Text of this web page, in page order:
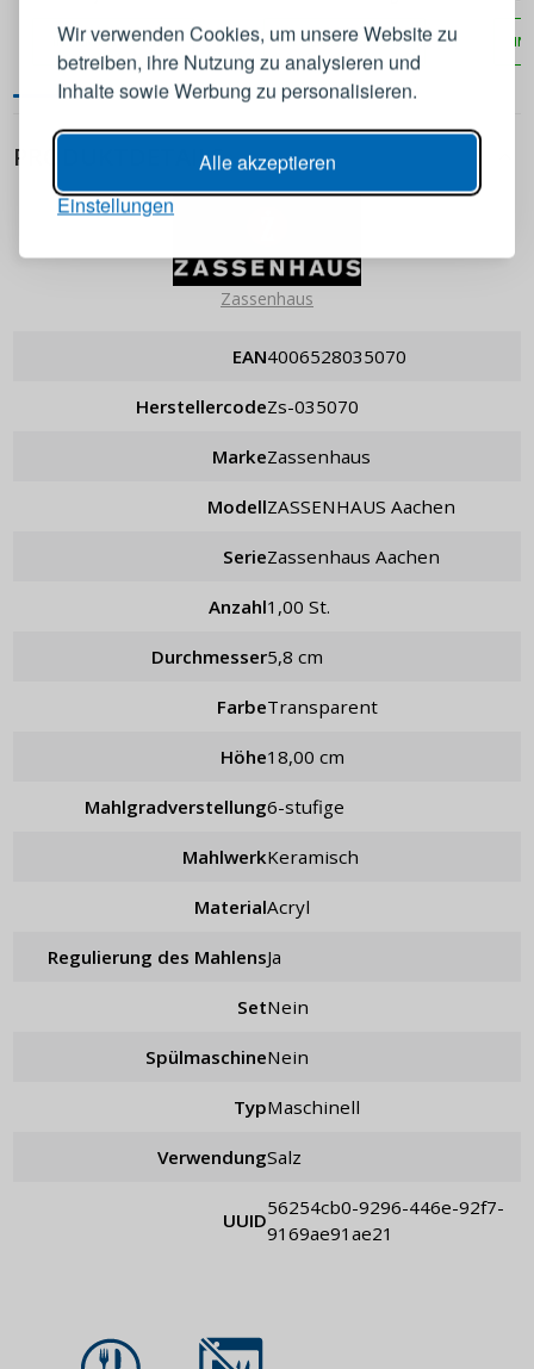
Wir verwenden Cookies, um unsere Website zu
betreiben, ihre Nutzung zu analysieren und
Inhalte sowie Werbung zu personalisieren.
Alle akzeptieren
Einstellungen
IN DEN WARENKORB IN DEN WARENKORB IN
PRODUKTDETAILS
Zassenhaus
EAN 4006528035070
Herstellercode zs-035070
Marke Zassenhaus
Modell ZASSENHAUS Aachen
Serie Zassenhaus Aachen
Anzahl 1,00 St.
Durchmesser 5,8 cm
Farbe Transparent
Höhe 18,00 cm
Mahlgradverstellung 6-stufige
Mahlwerk keramisch
Material Acryl
Regulierung des Mahlens ja
Set nein
Spülmaschine Nein
Typ maschinell
Verwendung Salz
UUID
56254cb0-9296-446e-92f7-
9169ae91ae21
E-Mail-Adresse
Passwort erinnern